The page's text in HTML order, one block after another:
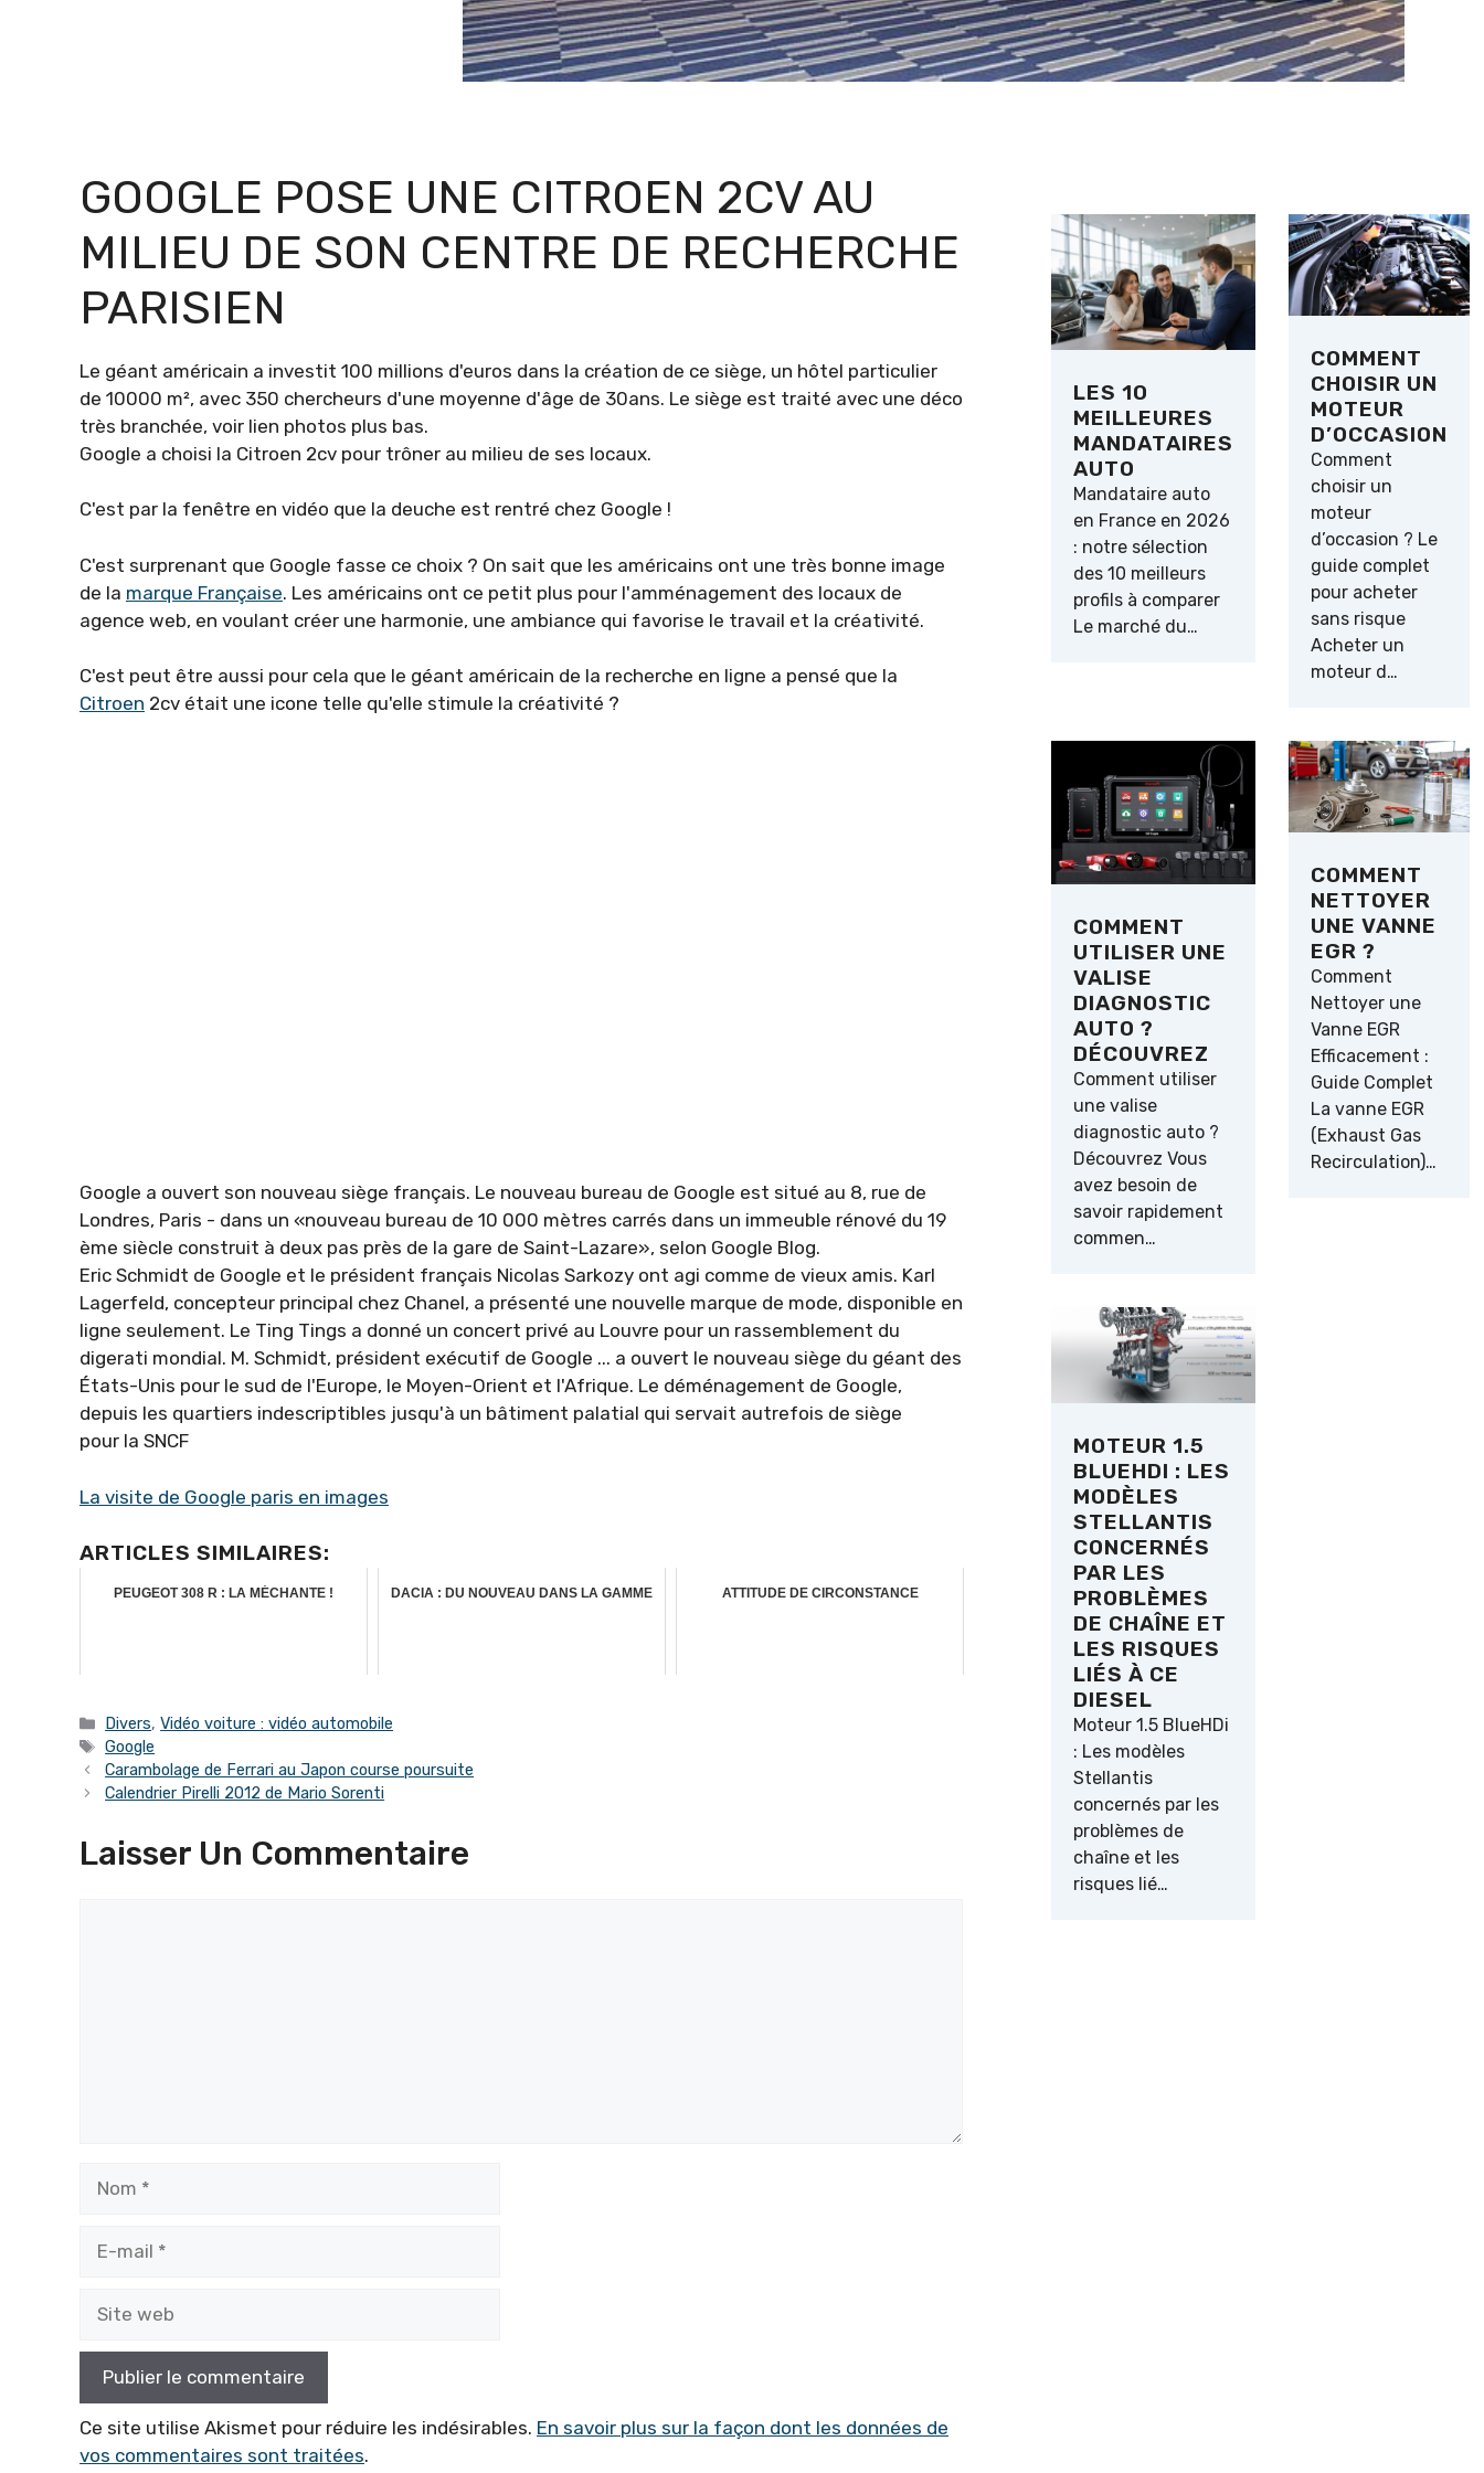
GOOGLE POSE UNE CITROEN 2CV AU
MILIEU DE SON CENTRE DE RECHERCHE
PARISIEN
Le géant américain a investit 100 millions d'euros dans la création de ce siège, un hôtel particulier
de 10000 m², avec 350 chercheurs d'une moyenne d'âge de 30ans. Le siège est traité avec une déco
très branchée, voir lien photos plus bas.
Google a choisi la Citroen 2cv pour trôner au milieu de ses locaux.
C'est par la fenêtre en vidéo que la deuche est rentré chez Google !
C'est surprenant que Google fasse ce choix ? On sait que les américains ont une très bonne image
de la marque Française. Les américains ont ce petit plus pour l'amménagement des locaux de
agence web, en voulant créer une harmonie, une ambiance qui favorise le travail et la créativité.
C'est peut être aussi pour cela que le géant américain de la recherche en ligne a pensé que la
Citroen 2cv était une icone telle qu'elle stimule la créativité ?
Google a ouvert son nouveau siège français. Le nouveau bureau de Google est situé au 8, rue de
Londres, Paris - dans un «nouveau bureau de 10 000 mètres carrés dans un immeuble rénové du 19
ème siècle construit à deux pas près de la gare de Saint-Lazare», selon Google Blog.
Eric Schmidt de Google et le président français Nicolas Sarkozy ont agi comme de vieux amis. Karl
Lagerfeld, concepteur principal chez Chanel, a présenté une nouvelle marque de mode, disponible en
ligne seulement. Le Ting Tings a donné un concert privé au Louvre pour un rassemblement du
digerati mondial. M. Schmidt, président exécutif de Google ... a ouvert le nouveau siège du géant des
États-Unis pour le sud de l'Europe, le Moyen-Orient et l'Afrique. Le déménagement de Google,
depuis les quartiers indescriptibles jusqu'à un bâtiment palatial qui servait autrefois de siège
pour la SNCF
La visite de Google paris en images
ARTICLES SIMILAIRES:
PEUGEOT 308 R : LA MÉCHANTE ! DACIA : DU NOUVEAU DANS LA GAMME ATTITUDE DE CIRCONSTANCE
Catégories
Divers,Vidéo voiture : vidéo automobile
Étiquettes
Google
Carambolage de Ferrari au Japon course poursuite
Calendrier Pirelli 2012 de Mario Sorenti
Laisser Un Commentaire
mail
web
Ce site utilise Akismet pour réduire les indésirables. En savoir plus sur la façon dont les données de
vos commentaires sont traitées.
LES 10
MEILLEURES
MANDATAIRES
AUTO
Mandataire auto
en France en 2026
: notre sélection
des 10 meilleurs
profils à comparer
Le marché du…
COMMENT
CHOISIR UN
MOTEUR
D’OCCASION
Comment
choisir un
moteur
d’occasion ? Le
guide complet
pour acheter
sans risque
Acheter un
moteur d…
COMMENT
UTILISER UNE
VALISE
DIAGNOSTIC
AUTO ?
DÉCOUVREZ
Comment utiliser
une valise
diagnostic auto ?
Découvrez Vous
avez besoin de
savoir rapidement
commen…
COMMENT
NETTOYER
UNE VANNE
EGR ?
Comment
Nettoyer une
Vanne EGR
Efficacement :
Guide Complet
La vanne EGR
(Exhaust Gas
Recirculation)…
MOTEUR 1.5
BLUEHDI : LES
MODÈLES
STELLANTIS
CONCERNÉS
PAR LES
PROBLÈMES
DE CHAÎNE ET
LES RISQUES
LIÉS À CE
DIESEL
Moteur 1.5 BlueHDi
: Les modèles
Stellantis
concernés par les
problèmes de
chaîne et les
risques lié…